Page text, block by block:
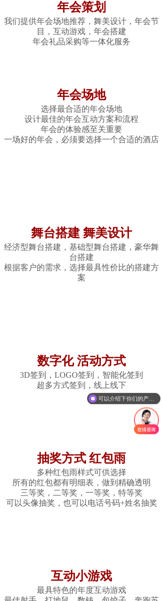
年会策划
我们提供年会场地推荐，舞美设计，年会节
目，互动游戏，年会搭建
年会礼品采购等一体化服务
年会场地
选择最合适的年会场地
设计最佳的年会互动方案和流程
年会的体验感至关重要
一场好的年会，必须要选择一个合适的酒店
舞台搭建 舞美设计
经济型舞台搭建，基础型舞台搭建，豪华舞
台搭建
根据客户的需求，选择最具性价比的搭建方
案
数字化 活动方式
3D签到，LOGO签到，智能化签到
超多方式签到，线上线下
抽奖方式 红包雨
多种红包雨样式可供选择
所有的红包都有明细表，做到精确透明
三等奖，二等奖，一等奖，特等奖
可以头像抽奖，也可以电话号码+姓名抽奖
互动小游戏
最具特色的年度互动游戏
可以介绍下你们的产品么